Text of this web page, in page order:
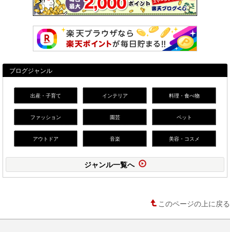
ブログジャンル
出産・子育て インテリア 料理・食べ物
ファッション 園芸 ペット
アウトドア 音楽 美容・コスメ
ジャンル一覧へ
このページの上に戻る